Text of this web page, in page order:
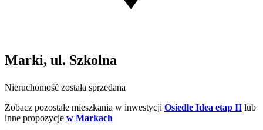
Marki, ul. Szkolna
Nieruchomość została sprzedana
Zobacz pozostałe mieszkania w inwestycji Osiedle Idea etap II lub
inne propozycje w Markach